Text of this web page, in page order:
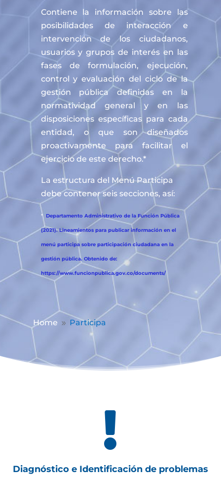
Contiene la información sobre las
posibilidades de interacción e
intervención de los ciudadanos,
usuarios y grupos de interés en las
fases de formulación, ejecución,
control y evaluación del ciclo de la
gestión pública definidas en la
normatividad general y en las
disposiciones específicas para cada
entidad, o que son diseñados
proactivamente para facilitar el
ejercicio de este derecho.*
La estructura del Menú Participa
debe contener seis secciones, así:
* Departamento Administrativo de la Función Pública
(2021). Lineamientos para publicar información en el
menú participa sobre participación ciudadana en la
gestión pública. Obtenido de:
https://www.funcionpublica.gov.co/documents/
Home 9 Participa

Diagnóstico e Identificación de problemas